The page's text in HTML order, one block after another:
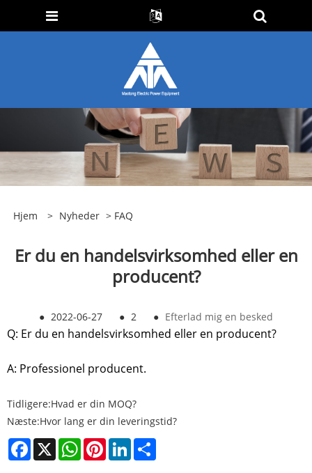
Hjem > Nyheder > FAQ
Er du en handelsvirksomhed eller en
producent?
● 2022-06-27 ● 2 ● Efterlad mig en besked
Q: Er du en handelsvirksomhed eller en producent?
A: Professionel producent.
Tidligere:Hvad er din MOQ?
Næste:Hvor lang er din leveringstid?
Facebook
X WhatsAppPinterestLinkedIn